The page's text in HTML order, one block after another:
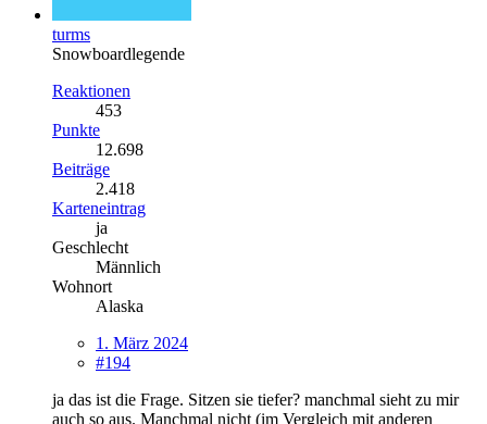
turms
Snowboardlegende
Reaktionen
453
Punkte
12.698
Beiträge
2.418
Karteneintrag
ja
Geschlecht
Männlich
Wohnort
Alaska
1. März 2024
#194
ja das ist die Frage. Sitzen sie tiefer? manchmal sieht zu mir
auch so aus. Manchmal nicht (im Vergleich mit anderen